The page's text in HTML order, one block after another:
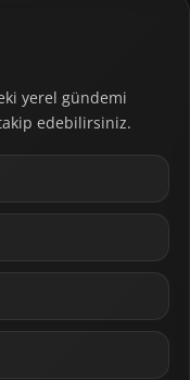
yerel gündemi
edebilirsiniz.